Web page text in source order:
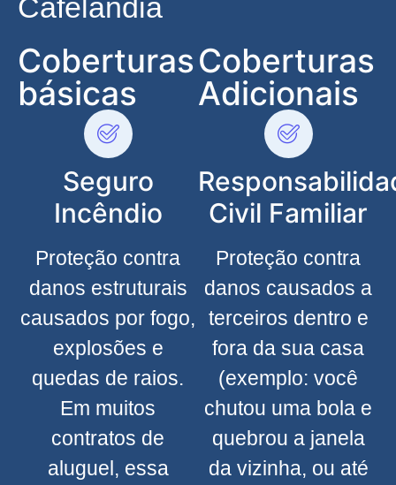
Coberturas
básicas
Seguro
Incêndio
Proteção contra
danos estruturais
causados por fogo,
explosões e
quedas de raios.
Em muitos
contratos de
aluguel, essa
Coberturas
Adicionais
Civil Familiar
Proteção contra
danos causados a
terceiros dentro e
fora da sua casa
(exemplo: você
chutou uma bola e
quebrou a janela
da vizinha, ou até